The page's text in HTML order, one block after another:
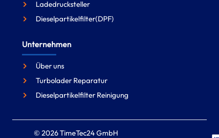
Ladedrucksteller
Dieselpartikelfilter(DPF)
Unternehmen
Über uns
Turbolader Reparatur
Dieselpartikelfilter Reinigung
© 2026 TimeTec24 GmbH